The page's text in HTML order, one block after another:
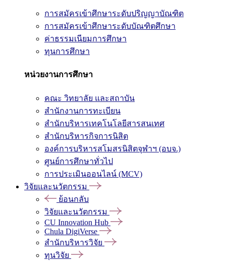
การสมัครเข้าศึกษาระดับปริญญาบัณฑิต
การสมัครเข้าศึกษาระดับบัณฑิตศึกษา
ค่าธรรมเนียมการศึกษา
ทุนการศึกษา
หน่วยงานการศึกษา
คณะ วิทยาลัย และสถาบัน
สำนักงานการทะเบียน
สำนักบริหารเทคโนโลยีสารสนเทศ
สำนักบริหารกิจการนิสิต
องค์การบริหารสโมสรนิสิตจุฬาฯ (อบจ.)
ศูนย์การศึกษาทั่วไป
การประเมินออนไลน์ (MCV)
วิจัยและนวัตกรรม
ย้อนกลับ
วิจัยและนวัตกรรม
CU Innovation Hub
Chula DigiVerse
สำนักบริหารวิจัย
ทุนวิจัย